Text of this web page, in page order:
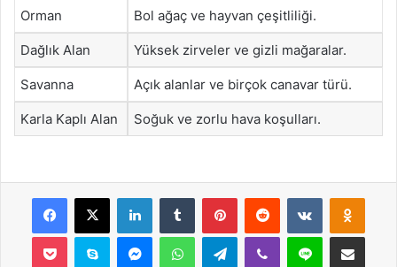
Orman Bol ağaç ve hayvan çeşitliliği.
Dağlık Alan Yüksek zirveler ve gizli mağaralar.
Savanna Açık alanlar ve birçok canavar türü.
Karla Kaplı Alan Soğuk ve zorlu hava koşulları.
Facebook
X LinkedInTumblr PinterestReddit VKontakte
Pocket Skype MessengerWhatsAppTelegramViber Line E-Posta ile